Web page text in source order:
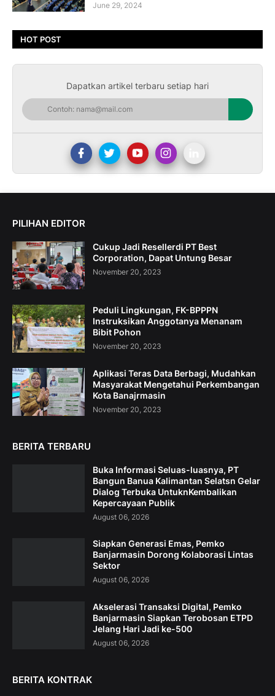
June 29, 2024
HOT POST
Dapatkan artikel terbaru setiap hari
PILIHAN EDITOR
Cukup Jadi Resellerdi PT Best
Corporation, Dapat Untung Besar
November 20, 2023
Peduli Lingkungan, FK-BPPPN
Instruksikan Anggotanya Menanam
Bibit Pohon
November 20, 2023
Aplikasi Teras Data Berbagi, Mudahkan
Masyarakat Mengetahui Perkembangan
Kota Banajrmasin
November 20, 2023
BERITA TERBARU
Buka Informasi Seluas-luasnya, PT
Bangun Banua Kalimantan Selatsn Gelar
Dialog Terbuka UntuknKembalikan
Kepercayaan Publik
August 06, 2026
Siapkan Generasi Emas, Pemko
Banjarmasin Dorong Kolaborasi Lintas
Sektor
August 06, 2026
Akselerasi Transaksi Digital, Pemko
Banjarmasin Siapkan Terobosan ETPD
Jelang Hari Jadi ke-500
August 06, 2026
BERITA KONTRAK